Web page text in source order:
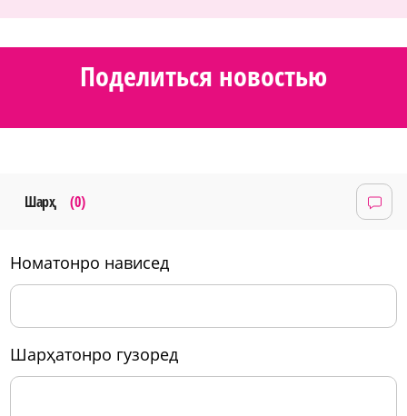
Поделиться новостью
Шарҳ (0)
номатонро нависед
шарҳатонро гузоред